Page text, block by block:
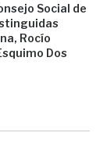
Social de
Rocío
Dos